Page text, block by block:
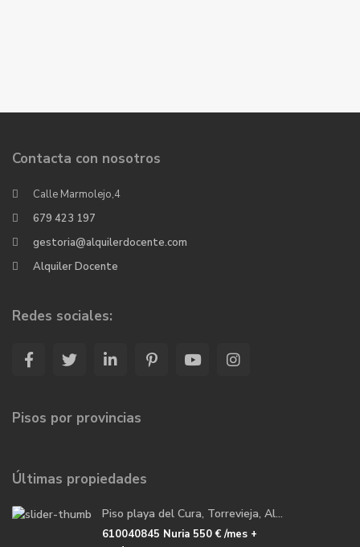
Contacta con nosotros
Calle Marmolejo,4
679 423 197
gestoria@alquilerdocente.com
Alquiler Docente
Redes sociales:
Pisos por provincias
Últimas propiedades
Piso playa del Cura, Torrevieja, Al...
610040845 Nuria 550 €/mes +